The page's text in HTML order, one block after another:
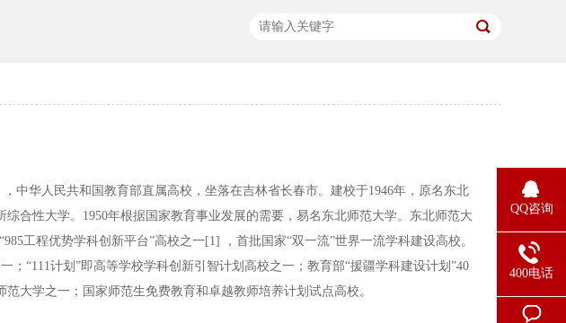
，中华人民共和国教育部直属高校，坐落在吉林省长春市。建校于1946年，原名东北
合性大学。1950年根据国家教育事业发展的需要，易名东北师范大学。东北师范大
工程优势学科创新平台”高校之一[1] ，首批国家“双一流”世界一流学科建设高校。
；“111计划”即高等学校学科创新引智计划高校之一；教育部“援疆学科建设计划”40
大学之一；国家师范生免费教育和卓越教师培养计划试点高校。
QQ咨询
400电话